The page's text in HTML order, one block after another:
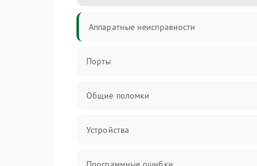
Аппаратные неисправности
Порты
Общие поломки
Устройства